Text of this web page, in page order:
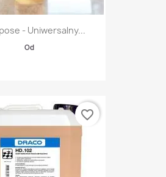
- Uniwersalny...
Od
favorite_border